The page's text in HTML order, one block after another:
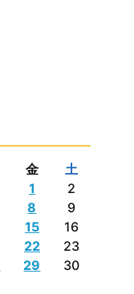
金
土
1
2
8
9
15
16
22
23
29
30